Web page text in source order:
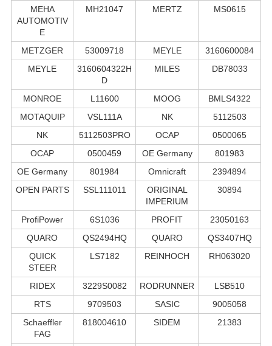
MEHA
AUTOMOTIV
E
MH21047 MERTZ MS0615
METZGER 53009718 MEYLE
3160600084
MEYLE
3160604322H
D
MILES DB78033
MONROE L11600 MOOG
BMLS4322
MOTAQUIP
VSL111A NK
5112503
NK
5112503PRO OCAP
0500065
OCAP
0500459 OE Germany
801983
OE Germany
801984 Omnicraft
2394894
OPEN PARTS
SSL111011
ORIGINAL
IMPERIUM
30894
ProfiPower 6S1036 PROFIT
23050163
QUARO
QS2494HQ QUARO
QS3407HQ
QUICK
STEER
LS7182 REINHOCH RH063020
RIDEX 3229S0082 RODRUNNER
LSB510
RTS
9709503 SASIC
9005058
Schaeffler
FAG
818004610 SIDEM 21383